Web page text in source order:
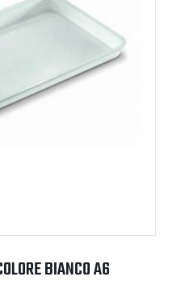
BIANCO A6